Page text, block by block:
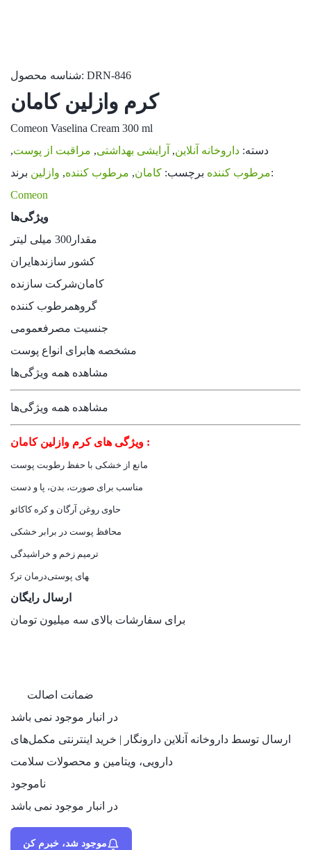
شناسه محصول: DRN-846
کرم وازلین کامان
Comeon Vaselina Cream 300 ml
دسته: داروخانه آنلاین, آرایشی بهداشتی, مراقبت از پوست,
مرطوب کننده برچسب: کامان, مرطوب کننده, وازلین
برند:
Comeon
ویژگی‌ها
مقدار 300 میلی لیتر
کشور سازندهایران
شرکت سازندهکامان
گروهمرطوب کننده
جنسیت مصرفعمومی
مشخصه هابرای انواع پوست
مشاهده همه ویژگی‌ها
مشاهده همه ویژگی‌ها
ویژگی های کرم وازلین کامان :
مانع از خشکی با حفظ رطوبت پوست
مناسب برای صورت، بدن، پا و دست
حاوی روغن آرگان و کره کاکائو
محافظ پوست در برابر خشکی
ترمیم زخم و خراشیدگی
درمان ترک‎های پوستی
ارسال رایگان
برای سفارشات بالای سه میلیون تومان
ضمانت اصالت
در انبار موجود نمی باشد
ارسال توسط داروخانه آنلاین دارونگار | خرید اینترنتی مکمل‌های
دارویی، ویتامین و محصولات سلامت
ناموجود
در انبار موجود نمی باشد
موجود شد، خبرم کن